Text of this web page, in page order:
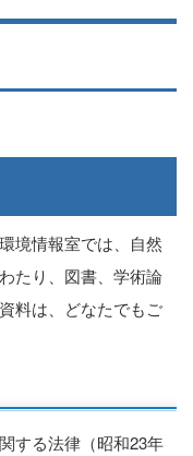
境情報室では、自然
たり、図書、学術論
料は、どなたでもご
する法律（昭和23年